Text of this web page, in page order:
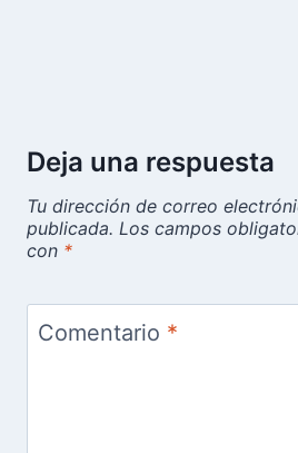
Deja una respuesta
Tu dirección de correo
publicada. Los campos
con *
Comentario *